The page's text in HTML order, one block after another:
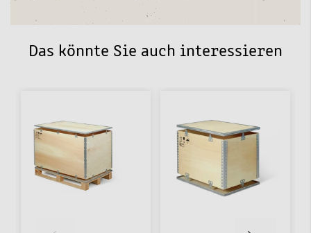
Das könnte Sie auch interessieren